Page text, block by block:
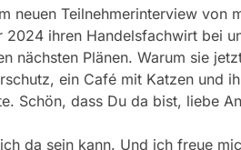
neuen Teilnehmerinterview von
2024 ihren Handelsfachwirt bei
nächsten Plänen. Warum sie
ein Café mit Katzen und
Schön, dass Du da bist, liebe
da sein kann. Und ich freue